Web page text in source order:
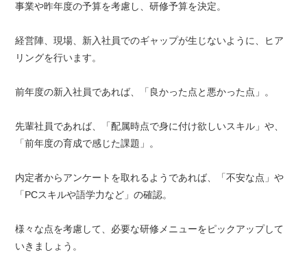
事業や昨年度の予算を考慮し、研修予算を決定。
経営陣、現場、新入社員でのギャップが生じないように、ヒア
リングを行います。
前年度の新入社員であれば、「良かった点と悪かった点」。
先輩社員であれば、「配属時点で身に付け欲しいスキル」や、
「前年度の育成で感じた課題」。
内定者からアンケートを取れるようであれば、「不安な点」や
「PCスキルや語学力など」の確認。
様々な点を考慮して、必要な研修メニューをピックアップして
いきましょう。